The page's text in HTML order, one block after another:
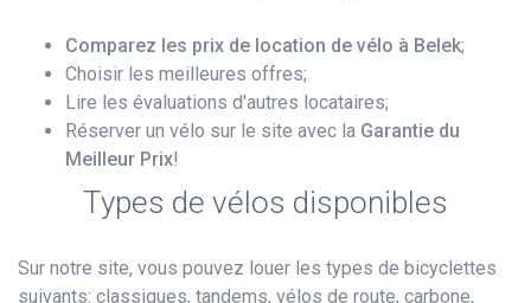
Comparez les prix de location de vélo à Belek;
Choisir les meilleures offres;
Lire les évaluations d'autres locataires;
Réserver un vélo sur le site avec la Garantie du
Meilleur Prix!
Types de vélos disponibles
Sur notre site, vous pouvez louer les types de bicyclettes
suivants: classiques, tandems, vélos de route, carbone,